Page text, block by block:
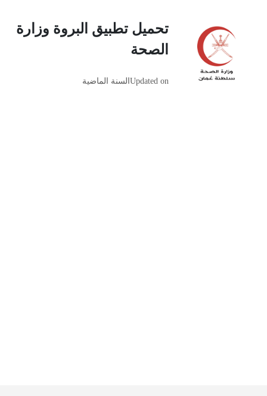
تحميل تطبيق البروة وزارة
الصحة
Updated on السنة الماضية